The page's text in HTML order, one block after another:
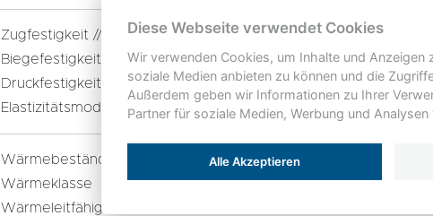
Zugfestigkeit // MPa 200
ISO 527
Biegefestigkeit ﬩
MPa 350
ISO 178
Druckfestigkeit ﬩
MPa 500
ISO 604
ElastizitätsmodulMPa≥ 20000 ISO 178
Wärmebeständigkeit °C 155
Wärmeklasse
F
DIN
Wärmeleitfähigkeit
Diese Webseite verwendet Cookies
Wir verwenden Cookies, um Inhalte und Anzeigen
soziale Medien anbieten zu können und die
Außerdem geben wir Informationen zu Ihrer
Partner für soziale Medien, Werbung und Analysen
Alle Akzeptieren